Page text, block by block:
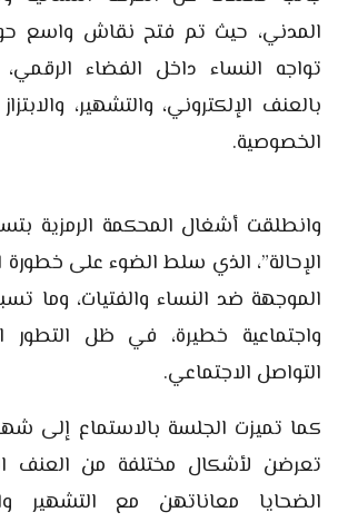
المدني، حيث تم فتح نقاش واسع
تواجه النساء داخل الفضاء
بالعنف الإلكتروني، والتشهير،
الخصوصية.
وانطلقت أشغال المحكمة الرمزية
الإحالة”، الذي سلط الضوء على خطورة
الموجهة ضد النساء والفتيات، وما
واجتماعية خطيرة، في ظل التطور
التواصل الاجتماعي.
كما تميزت الجلسة بالاستماع إلى
تعرضن لأشكال مختلفة من العنف
الضحايا معاناتهن مع التشهير